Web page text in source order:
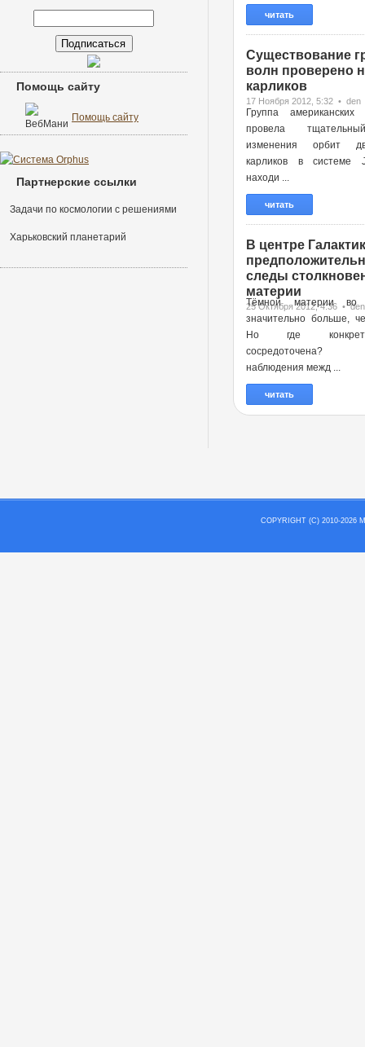
читать
Существование
волн проверено
карликов
17 Ноября 2012, 5:32 • den
Группа американских
провела
изменения орбит
карликов в системе
находи ...
читать
В центре
следы
материи
25 Октября 2012, 4:36 • den
Тёмной материи во
значительно больше,
Но где
наблюдения межд ...
читать
Помощь сайту
Помощь сайту
Партнерские ссылки
Задачи по космологии с решениями
Харьковский планетарий
COPYRIGHT (C) 2010-